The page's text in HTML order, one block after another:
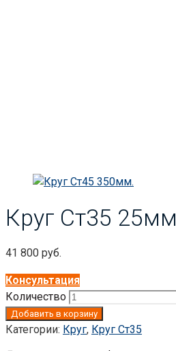
Круг Ст35 25мм
41 800 руб.
Консультация
Количество
Добавить в корзину
Категории: Круг, Круг Ст35